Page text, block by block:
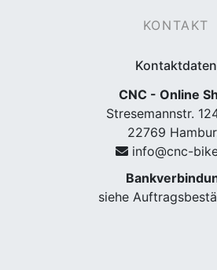
KONTAKT
Kontaktdaten
CNC - Online
Stresemannstr.
22769
info@cnc-
siehe